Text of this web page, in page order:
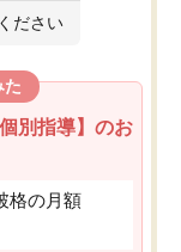
ださい
た
別指導】のお
格の月額